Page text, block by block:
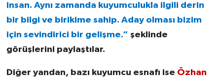
insan. Aynı zamanda kuyumculukla ilgili derin
bir bilgi ve birikime sahip. Aday olması bizim
için sevindirici bir gelişme.” şeklinde
görüşlerini paylaştılar.
Diğer yandan, bazı kuyumcu esnafı ise Özhan